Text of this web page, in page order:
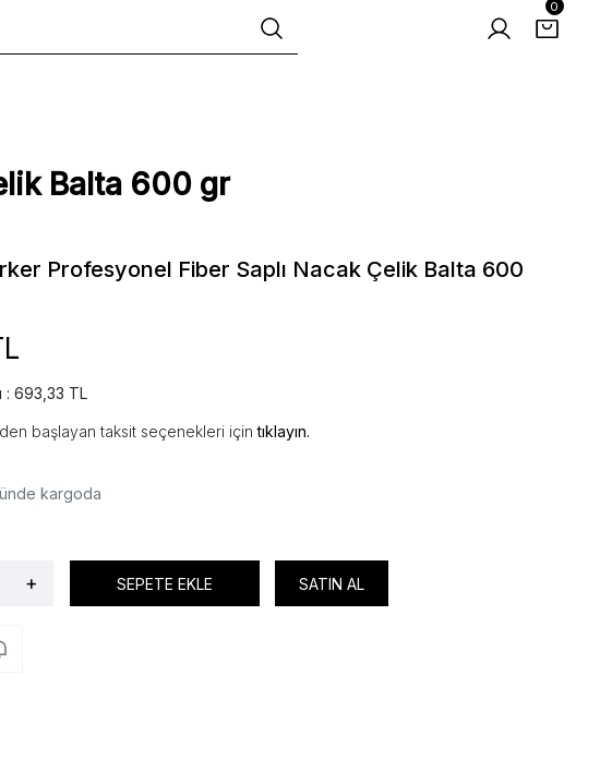
0
Balta 600 gr
Profesyonel Fiber Saplı Nacak Çelik Balta 600
: 693,33 TL
başlayan taksit seçenekleri içintıklayın.
kargoda
+ SEPETE EKLE SATIN AL